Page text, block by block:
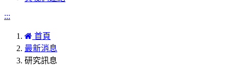
:::
首頁
最新消息
研究訊息